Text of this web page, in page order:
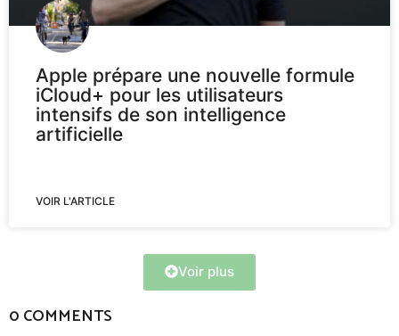
Apple prépare une nouvelle formule
iCloud+ pour les utilisateurs
intensifs de son intelligence
artificielle
VOIR L'ARTICLE
Voir plus
0 COMMENTS